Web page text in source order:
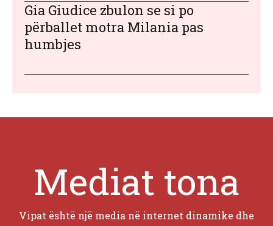
Gia Giudice zbulon se si po
përballet motra Milania pas
humbjes
Mediat tona
Vipat është një media në internet dinamike dhe